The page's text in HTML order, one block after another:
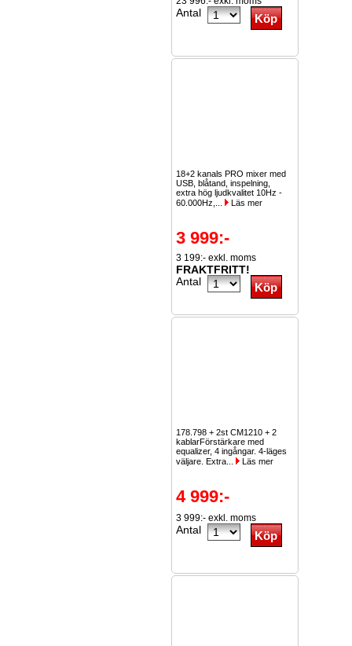
Antal
18+2 kanals PRO mixer med
USB, blåtand, inspelning,
extra hög ljudkvalitet 10Hz -
60.000Hz,...
Läs mer
3 999:-
3 199:- exkl. moms
FRAKTFRITT!
Antal
178.798 + 2st CM1210 + 2
kablarFörstärkare med
equalizer, 4 ingångar. 4-läges
väljare. Extra...
Läs mer
4 999:-
3 999:- exkl. moms
Antal